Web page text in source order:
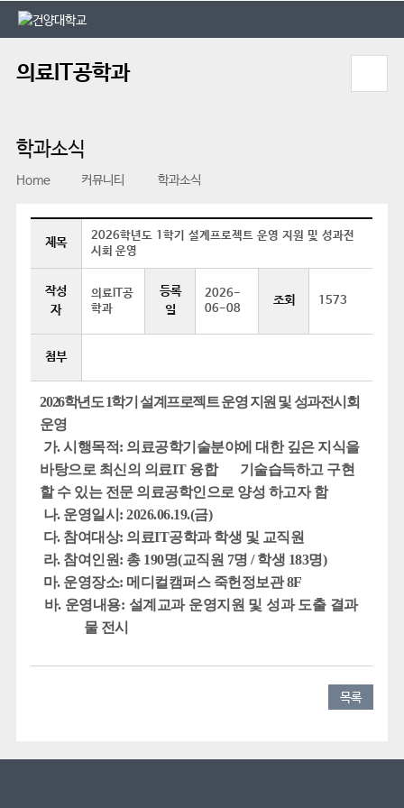
본문 바로가기
대메뉴 바로가기
의료IT공학과
학과소식
Home 커뮤니티 학과소식
제목
2026학년도 1학기 설계프로젝트 운영 지원 및 성과전
시회 운영
작성
자
의료IT공
학과
등록
일
2026-
06-08
조회 1573
첨부
2026학년도 1학기 설계프로젝트 운영 지원 및 성과전시회
운영
가. 시행목적: 의료공학기술분야에 대한 깊은 지식을
바탕으로 최신의 의료IT 융합 기술습득하고 구현
할 수 있는 전문 의료공학인으로 양성 하고자 함
나. 운영일시: 2026.06.19.(금)
다. 참여대상: 의료IT공학과 학생 및 교직원
라. 참여인원: 총 190명(교직원 7명 / 학생 183명)
마. 운영장소: 메디컬캠퍼스 죽헌정보관 8F
바. 운영내용: 설계교과 운영지원 및 성과 도출 결과
물 전시
목록